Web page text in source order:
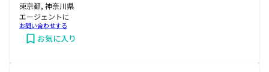
東京都, 神奈川県
エージェントに
お問い合わせする
お気に入り